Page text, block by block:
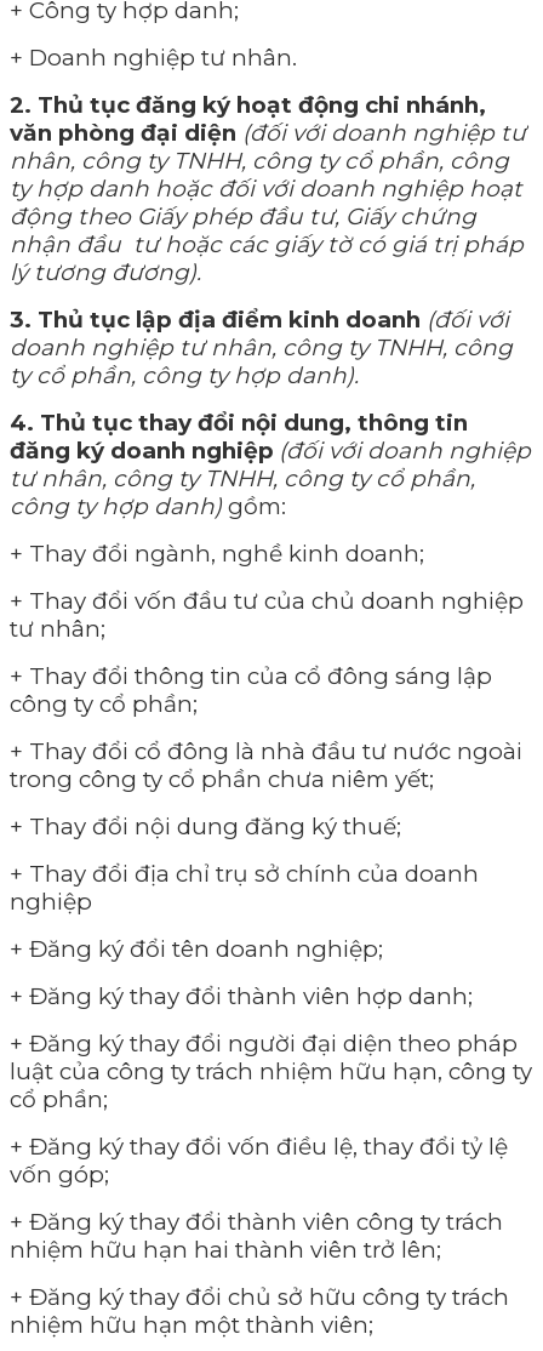
+ Công ty hợp danh;
+ Doanh nghiệp tư nhân.
2. Thủ tục đăng ký hoạt động chi nhánh,
văn phòng đại diện (đối với doanh nghiệp tư
nhân, công ty TNHH, công ty cổ phần, công
ty hợp danh hoặc đối với doanh nghiệp hoạt
động theo Giấy phép đầu tư, Giấy chứng
nhận đầu tư hoặc các giấy tờ có giá trị pháp
lý tương đương).
3. Thủ tục lập địa điểm kinh doanh (đối với
doanh nghiệp tư nhân, công ty TNHH, công
ty cổ phần, công ty hợp danh).
4. Thủ tục thay đổi nội dung, thông tin
đăng ký doanh nghiệp (đối với doanh nghiệp
tư nhân, công ty TNHH, công ty cổ phần,
công ty hợp danh) gồm:
+ Thay đổi ngành, nghề kinh doanh;
+ Thay đổi vốn đầu tư của chủ doanh nghiệp
tư nhân;
+ Thay đổi thông tin của cổ đông sáng lập
công ty cổ phần;
+ Thay đổi cổ đông là nhà đầu tư nước ngoài
trong công ty cổ phần chưa niêm yết;
+ Thay đổi nội dung đăng ký thuế;
+ Thay đổi địa chỉ trụ sở chính của doanh
nghiệp
+ Đăng ký đổi tên doanh nghiệp;
+ Đăng ký thay đổi thành viên hợp danh;
+ Đăng ký thay đổi người đại diện theo pháp
luật của công ty trách nhiệm hữu hạn, công ty
cổ phần;
+ Đăng ký thay đổi vốn điều lệ, thay đổi tỷ lệ
vốn góp;
+ Đăng ký thay đổi thành viên công ty trách
nhiệm hữu hạn hai thành viên trở lên;
+ Đăng ký thay đổi chủ sở hữu công ty trách
nhiệm hữu hạn một thành viên;